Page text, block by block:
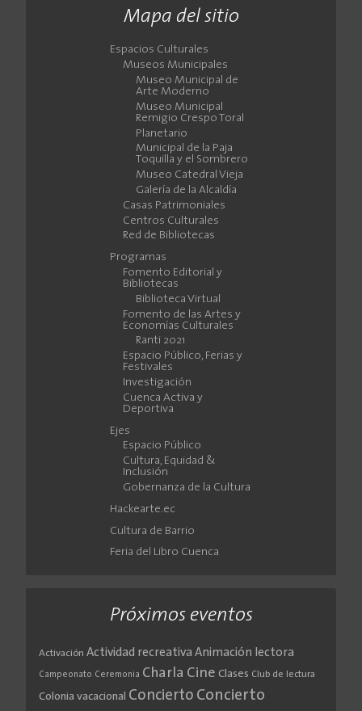
Mapa del sitio
Espacios Culturales
Museos Municipales
Museo Municipal de
Arte Moderno
Museo Municipal
Remigio Crespo Toral
Planetario
Municipal de la Paja
Toquilla y el Sombrero
Museo Catedral Vieja
Galería de la Alcaldía
Casas Patrimoniales
Centros Culturales
Red de Bibliotecas
Programas
Fomento Editorial y
Bibliotecas
Biblioteca Virtual
Fomento de las Artes y
Economías Culturales
Ranti 2021
Espacio Público, Ferias y
Festivales
Investigación
Cuenca Activa y
Deportiva
Ejes
Espacio Público
Cultura, Equidad &
Inclusión
Gobernanza de la Cultura
Hackearte.ec
Cultura de Barrio
Feria del Libro Cuenca
Próximos eventos
Activación Actividad recreativa Animación lectora
Campeonato Ceremonia Charla Cine Clases Club de lectura
Colonia vacacional Concierto Concierto